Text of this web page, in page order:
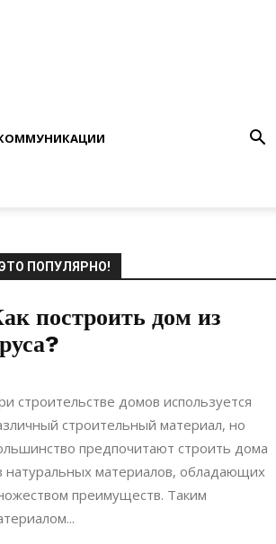
ПОПУЛЯРНО!
построить дом из
10.02.2021
строительстве домов используется
строительный материал, но
предпочитают строить дома
натуральных материалов, обладающих
преимуществ. Таким